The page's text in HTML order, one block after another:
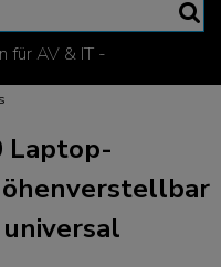
für AV & IT -
Laptop-